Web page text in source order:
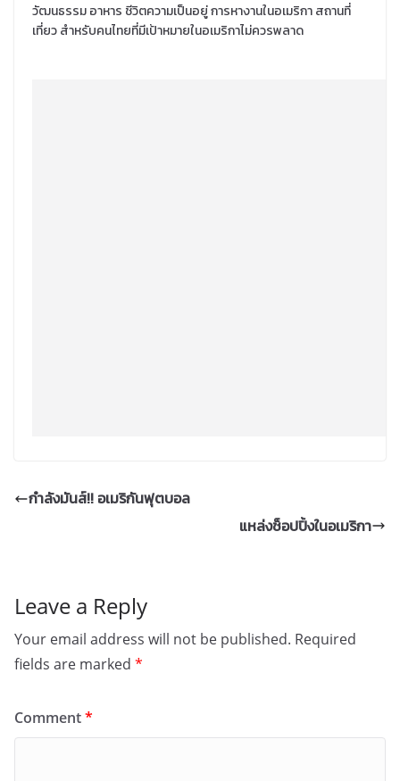
วัฒนธรรม อาหาร ชีวิตความเป็นอยู่ การหางานในอเมริกา สถานที่
เที่ยว สำหรับคนไทยที่มีเป้าหมายในอเมริกาไม่ควรพลาด
กำลังมันส์!! อเมริกันฟุตบอล
แหล่งช็อปปิ้งในอเมริกา
Leave a Reply
Your email address will not be published. Required
fields are marked *
Comment*